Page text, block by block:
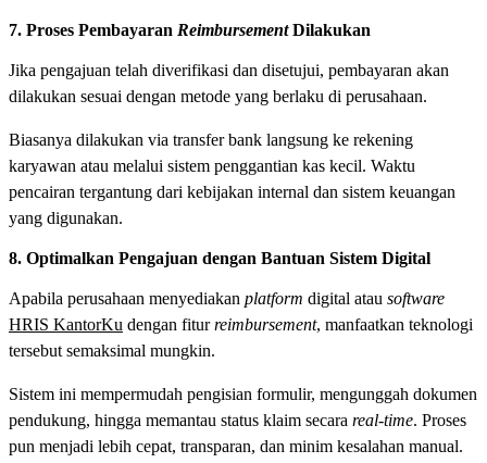
7. Proses Pembayaran ReimbursementDilakukan
Jika pengajuan telah diverifikasi dan disetujui, pembayaran akan
dilakukan sesuai dengan metode yang berlaku di perusahaan.
Biasanya dilakukan via transfer bank langsung ke rekening
karyawan atau melalui sistem penggantian kas kecil. Waktu
pencairan tergantung dari kebijakan internal dan sistem keuangan
yang digunakan.
8. Optimalkan Pengajuan dengan Bantuan Sistem Digital
Apabila perusahaan menyediakan platform digital atau software
HRIS KantorKu dengan fiturreimbursement, manfaatkan teknologi
tersebut semaksimal mungkin.
Sistem ini mempermudah pengisian formulir, mengunggah dokumen
pendukung, hingga memantau status klaim secara real-time. Proses
pun menjadi lebih cepat, transparan, dan minim kesalahan manual.